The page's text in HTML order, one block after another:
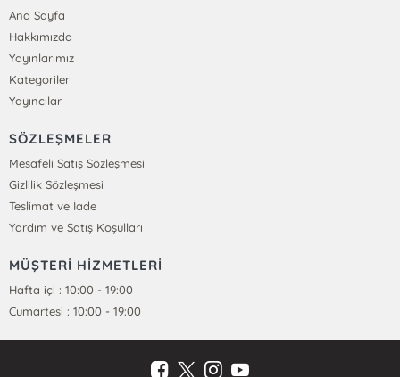
Ana Sayfa
Hakkımızda
Yayınlarımız
Kategoriler
Yayıncılar
SÖZLEŞMELER
Mesafeli Satış Sözleşmesi
Gizlilik Sözleşmesi
Teslimat ve İade
Yardım ve Satış Koşulları
MÜŞTERİ HİZMETLERİ
Hafta içi : 10:00 - 19:00
Cumartesi : 10:00 - 19:00